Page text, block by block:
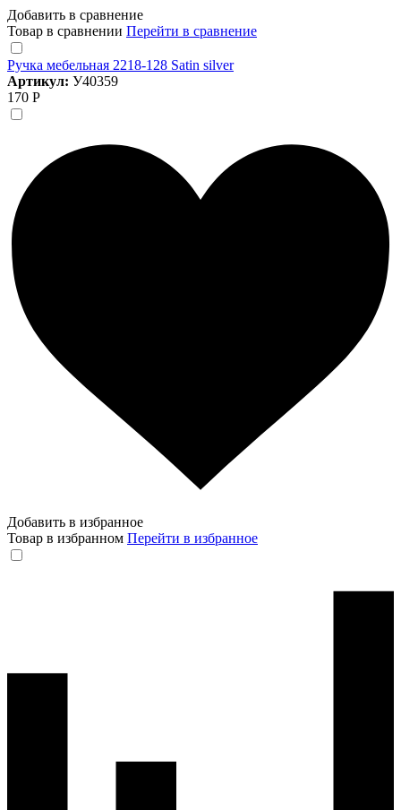
Добавить в сравнение
Товар в сравнении Перейти в сравнение
Ручка мебельная 2218-128 Satin silver
Артикул: У40359
170 Р
Добавить в избранное
Товар в избранном Перейти в избранное